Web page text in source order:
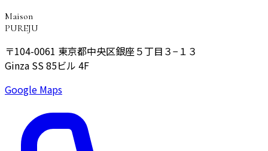
Maison
PUREJU
〒104-0061 東京都中央区銀座５丁目３−１３
Ginza SS 85ビル 4F
Google Maps